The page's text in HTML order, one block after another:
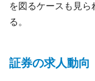
を図るケースも見
る。
証券の求人動向